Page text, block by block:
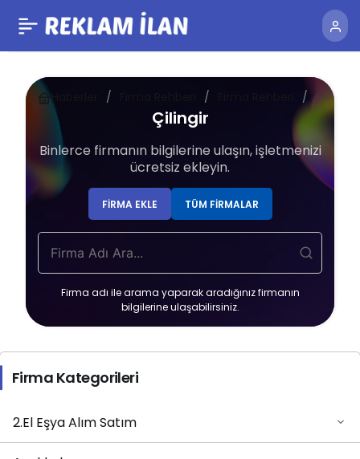
Haberler Çilingir
Çilingir
Binlerce firmanın bilgilerine ulaşın, işletmenizi
ücretsiz ekleyin.
FIRMA EKLE TÜM FIRMALAR
Firma adı ile arama yaparak aradığınız firmanın
bilgilerine ulaşabilirsiniz.
Firma Kategorileri
2.El Eşya Alım Satım